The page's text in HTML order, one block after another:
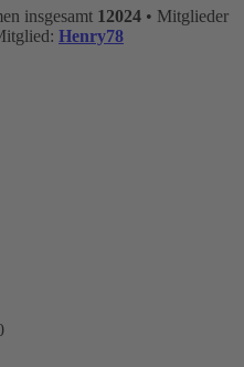
insgesamt 12024 • Mitglieder
Henry78